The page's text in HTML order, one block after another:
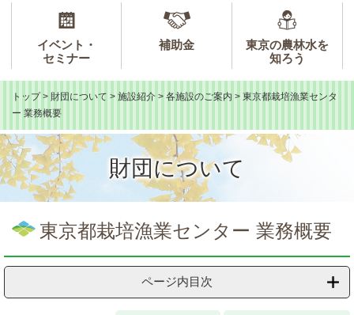
イベント・
セミナー
補助金
東京の農林水を
知ろう
トップ > 財団について > 施設紹介 > 各施設のご案内 > 東京都栽培漁業センタ
ー 業務概要
財団について
文
東京都栽培漁業センター 業務概要
ページ内目次